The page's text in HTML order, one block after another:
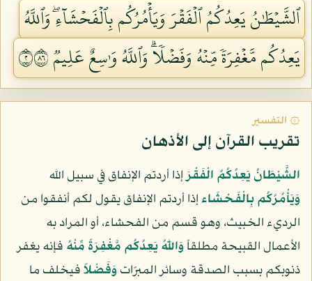
ٱلشَّيۡطَٰنُ يَعِدُكُمُ ٱلۡفَقۡرَ وَيَأۡمُرُكُم بِٱلۡفَحۡشَآءِۖ وَٱللَّهُ
يَعِدُكُم مَّغۡفِرَةٗ مِّنۡهُ وَفَضۡلٗاۗ وَٱللَّهُ وَٰسِعٌ عَلِيمٞ ٢٦٨
۞ التفسير
تقريب القرآن إلى الأذهان
الشَّيْطَانُ يَعِدُكُمُ الْفَقْرَإذا أردتم الإنفاق في سبيل الله
وَيَأْمُرُكُم بِالْفَحْشَاءإذا أردتم الإنفاق يقول لكم أنفقوا من
الرديء الخبيث، وهو قسم من الفحشاء، أو المراد به
الأعمال القبيحة مطلقاًوَاللّهُ يَعِدُكُم مَّغْفِرَةً مِّنْهُ فإنه يغفر
ذنوبكم بسبب الصدقة وسائر المبرّاتوَفَضْلاًفيخلف ما